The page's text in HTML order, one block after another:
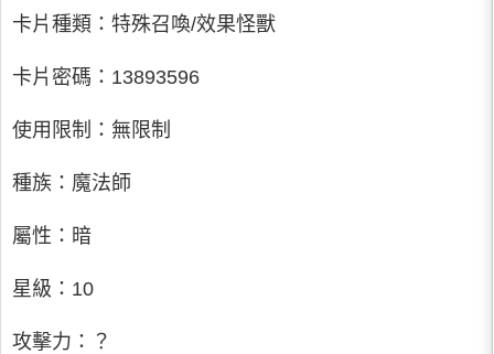
卡片種類：特殊召喚/效果怪獸
卡片密碼：13893596
使用限制：無限制
種族：魔法師
屬性：暗
星級：10
攻擊力：？